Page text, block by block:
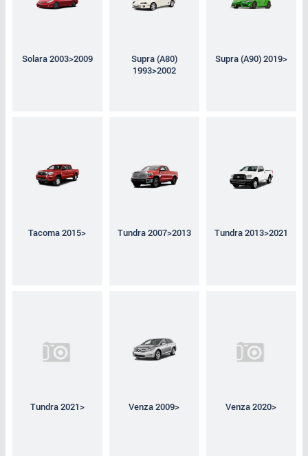
Solara 2003>2009
Supra (A80)
1993>2002
Supra (A90) 2019>
Tacoma 2015> Tundra 2007>2013 Tundra 2013>2021
Tundra 2021> Venza 2009> Venza 2020>